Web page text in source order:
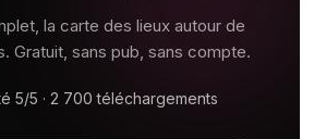
la carte des lieux autour de
Gratuit, sans pub, sans compte.
5/5 · 2 700 téléchargements